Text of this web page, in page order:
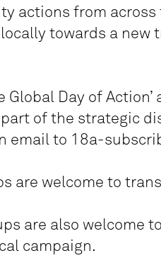
actions from
towards a new
Global Day of
of the strategic
email to 18a-
are welcome to
are also welcome
campaign.